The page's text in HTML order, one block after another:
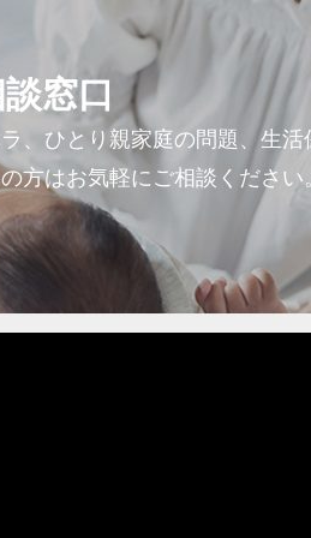
窓口
、ひとり親家庭の問題、生活
方はお気軽にご相談ください